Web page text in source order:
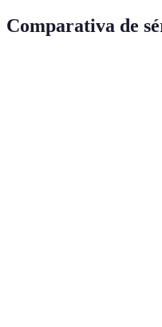
Comparativa de